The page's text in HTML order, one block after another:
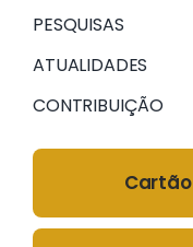
PESQUISAS
ATUALIDADES
CONTRIBUIÇÃO